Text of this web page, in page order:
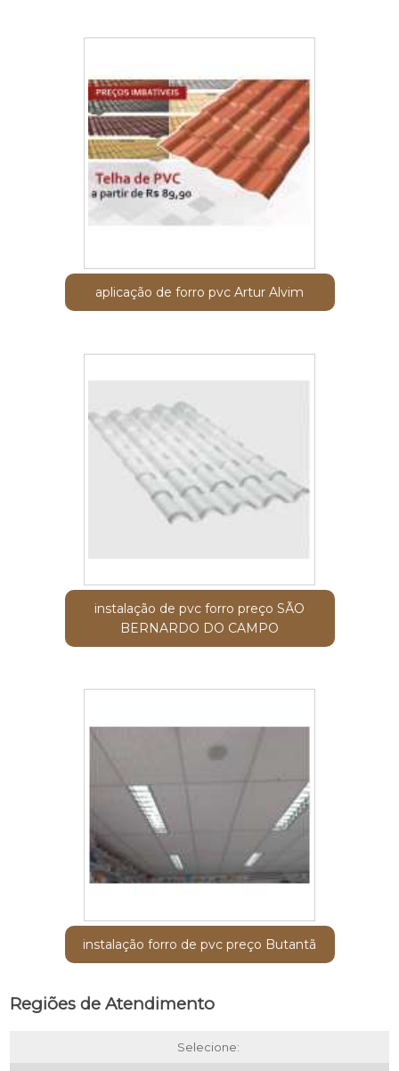
aplicação de forro pvc Artur Alvim
instalação de pvc forro preço SÃO
BERNARDO DO CAMPO
instalação forro de pvc preço Butantã
Regiões de Atendimento
Selecione: